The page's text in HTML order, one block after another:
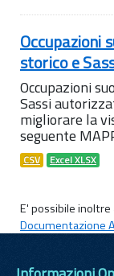
Occupazioni
storico e
Occupazioni
Sassi
migliorare la
seguente
CSV Excel XLSX
E' possibile inoltre
Documentazione